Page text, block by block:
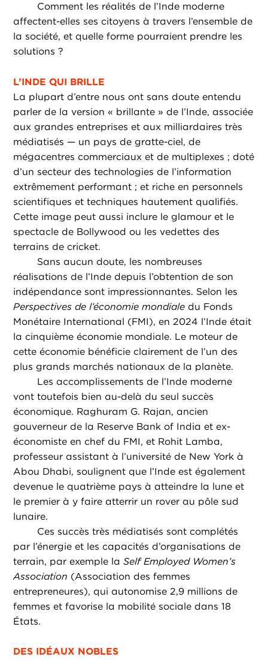
Comment les réalités de l’Inde moderne
affectent-elles ses citoyens à travers l’ensemble de
la société, et quelle forme pourraient prendre les
solutions ?
L’INDE QUI BRILLE
La plupart d’entre nous ont sans doute entendu
parler de la version « brillante » de l’Inde, associée
aux grandes entreprises et aux milliardaires très
médiatisés — un pays de gratte-ciel, de
mégacentres commerciaux et de multiplexes ; doté
d’un secteur des technologies de l’information
extrêmement performant ; et riche en personnels
scientifiques et techniques hautement qualifiés.
Cette image peut aussi inclure le glamour et le
spectacle de Bollywood ou les vedettes des
terrains de cricket.
Sans aucun doute, les nombreuses
réalisations de l’Inde depuis l’obtention de son
indépendance sont impressionnantes. Selon les
Perspectives de l’économie mondiale du Fonds
Monétaire International (FMI), en 2024 l’Inde était
la cinquième économie mondiale. Le moteur de
cette économie bénéficie clairement de l’un des
plus grands marchés nationaux de la planète.
Les accomplissements de l’Inde moderne
vont toutefois bien au-delà du seul succès
économique. Raghuram G. Rajan, ancien
gouverneur de la Reserve Bank of India et ex-
économiste en chef du FMI, et Rohit Lamba,
professeur assistant à l’université de New York à
Abou Dhabi, soulignent que l’Inde est également
devenue le quatrième pays à atteindre la lune et
le premier à y faire atterrir un rover au pôle sud
lunaire.
Ces succès très médiatisés sont complétés
par l’énergie et les capacités d’organisations de
terrain, par exemple laSelf Employed Women’s
Association (Association des femmes
entrepreneures), qui autonomise 2,9 millions de
femmes et favorise la mobilité sociale dans 18
États.
DES IDÉAUX NOBLES